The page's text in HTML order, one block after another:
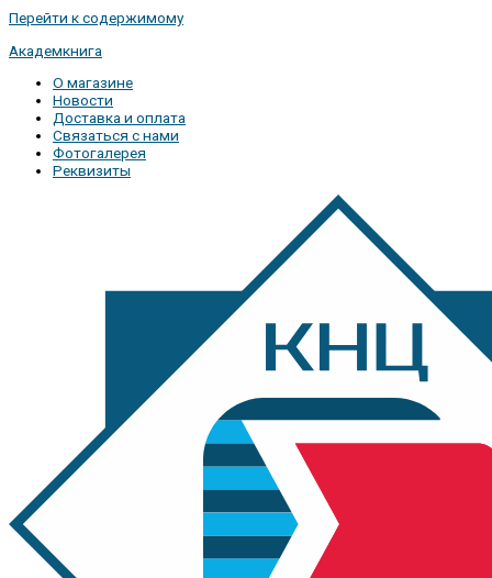
Перейти к содержимому
Академкнига
О магазине
Новости
Доставка и оплата
Связаться с нами
Фотогалерея
Реквизиты